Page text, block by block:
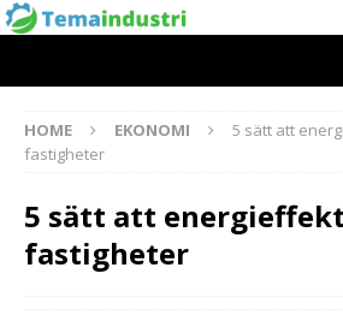
HOME EKONOMI
5 sätt att
fastigheter
5 sätt att
fastigheter